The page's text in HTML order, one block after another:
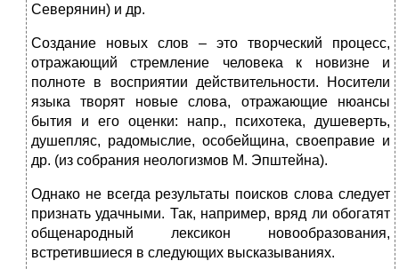
Северянин) и др.
Создание новых слов – это творческий процесс,
отражающий стремление человека к новизне и
полноте в восприятии действительности. Носители
языка творят новые слова, отражающие нюансы
бытия и его оценки: напр., психотека, душеверть,
душепляс, радомыслие, особейщина, своеправие и
др. (из собрания неологизмов М. Эпштейна).
Однако не всегда результаты поисков слова следует
признать удачными. Так, например, вряд ли обогатят
общенародный лексикон новообразования,
встретившиеся в следующих высказываниях.